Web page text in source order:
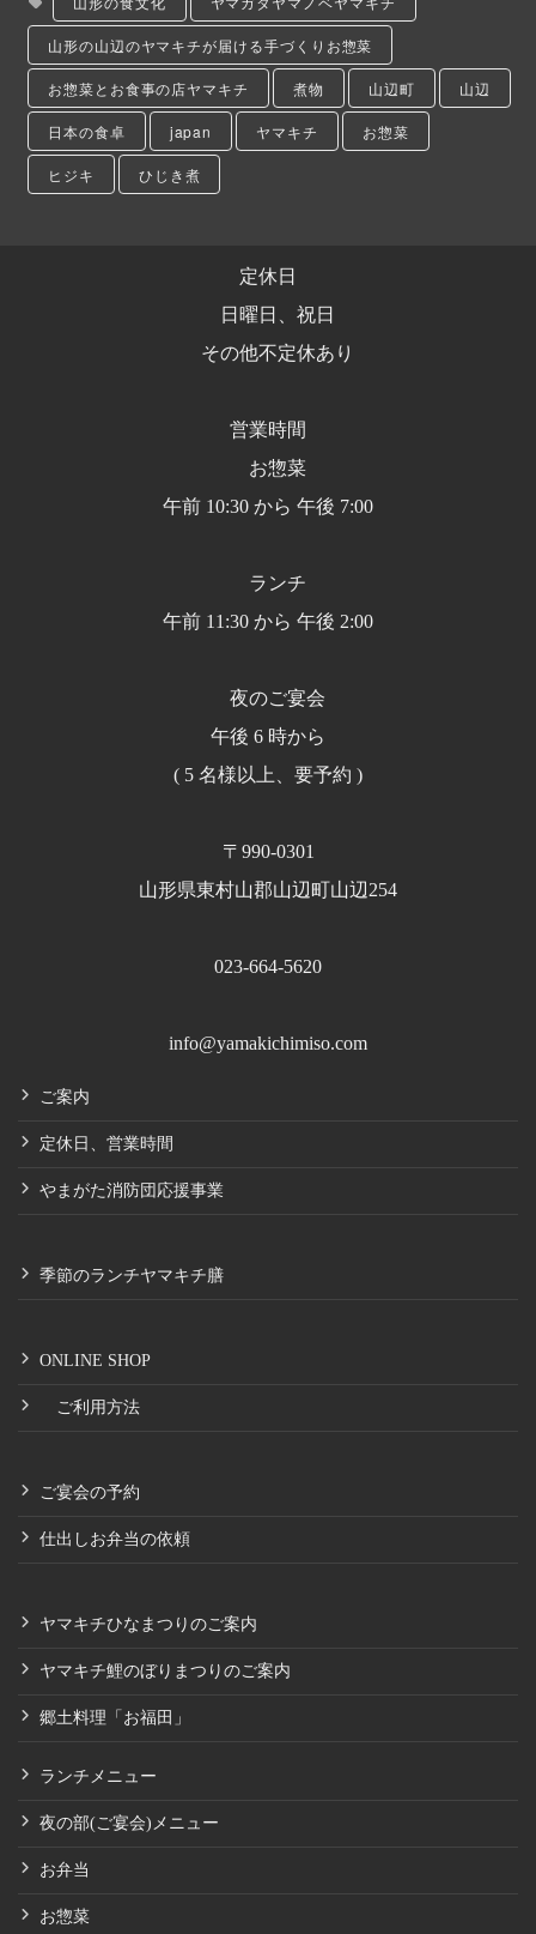
山形の山辺のヤマキチが届ける手づくりお惣菜
お惣菜とお食事の店ヤマキチ 煮物 山辺町 山辺
日本の食卓 japan ヤマキチ お惣菜
ヒジキ ひじき煮
定休日
日曜日、祝日
その他不定休あり
営業時間
お惣菜
午前 10:30 から 午後 7:00
ランチ
午前 11:30 から 午後 2:00
夜のご宴会
午後 6 時から
( 5 名様以上、要予約 )
〒990-0301
山形県東村山郡山辺町山辺254
023-664-5620
info@yamakichimiso.com
ご案内
定休日、営業時間
やまがた消防団応援事業
季節のランチヤマキチ膳
ONLINE SHOP
ご利用方法
ご宴会の予約
仕出しお弁当の依頼
ヤマキチひなまつりのご案内
ヤマキチ鯉のぼりまつりのご案内
郷土料理「お福田」
ランチメニュー
夜の部(ご宴会)メニュー
お弁当
お惣菜